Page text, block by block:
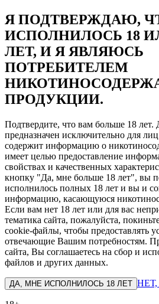
Я ПОДТВЕРЖДАЮ,
ИСПОЛНИЛОСЬ 18
ЛЕТ, И Я ЯВЛЯЮСЬ
ПОТРЕБИТЕЛЕМ
ПРОДУКЦИИ.
Подтвердите, что вам больше 18
предназначен исключительно для
содержит информацию о
имеет целью предоставление
свойствах и качественных
кнопку "Да, мне больше 18 лет", вы
исполнилось полных 18 лет и вы и
информацию, касающуюся
Если вам нет 18 лет или для вас
тематика сайта, пожалуйста,
cookie-файлы, чтобы предоставлять
отвечающие Вашим потребностям.
сайта, Вы соглашаетесь на сбор и
файлов и других данных.
ДА, МНЕ ИСПОЛНИЛОСЬ 18 ЛЕТ